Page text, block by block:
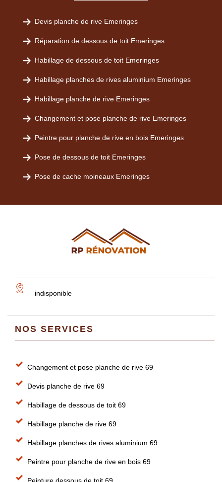
Devis planche de rive Emeringes
Réparation de dessous de toit Emeringes
Habillage de dessous de toit Emeringes
Habillage planches de rives aluminium Emeringes
Habillage planche de rive Emeringes
Changement et pose planche de rive Emeringes
Peintre pour planche de rive en bois Emeringes
Pose de dessous de toit Emeringes
Pose de cache moineaux Emeringes
indisponible
NOS SERVICES
Changement et pose planche de rive 69
Devis planche de rive 69
Habillage de dessous de toit 69
Habillage planche de rive 69
Habillage planches de rives aluminium 69
Peintre pour planche de rive en bois 69